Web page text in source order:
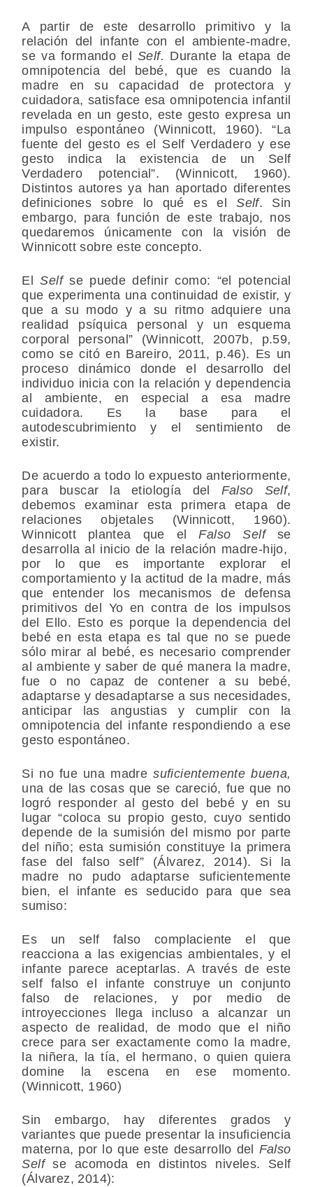
A partir de este desarrollo primitivo y la
relación del infante con el ambiente-madre,
se va formando elSelf. Durante la etapa de
omnipotencia del bebé, que es cuando la
madre en su capacidad de protectora y
cuidadora, satisface esa omnipotencia infantil
revelada en un gesto, este gesto expresa un
impulso espontáneo (Winnicott, 1960). “La
fuente del gesto es el Self Verdadero y ese
gesto indica la existencia de un Self
Verdadero potencial”. (Winnicott, 1960).
Distintos autores ya han aportado diferentes
definiciones sobre lo qué es elSelf. Sin
embargo, para función de este trabajo, nos
quedaremos únicamente con la visión de
Winnicott sobre este concepto.
ElSelfse puede definir como: “el potencial
que experimenta una continuidad de existir, y
que a su modo y a su ritmo adquiere una
realidad psíquica personal y un esquema
corporal personal” (Winnicott, 2007b, p.59,
como se citó en Bareiro, 2011, p.46). Es un
proceso dinámico donde el desarrollo del
individuo inicia con la relación y dependencia
al ambiente, en especial a esa madre
cuidadora. Es la base para el
autodescubrimiento y el sentimiento de
existir.
De acuerdo a todo lo expuesto anteriormente,
para buscar la etiología del Falso Self,
debemos examinar esta primera etapa de
relaciones objetales (Winnicott, 1960).
Winnicott plantea que elFalso Selfse
desarrolla al inicio de la relación madre-hijo,
por lo que es importante explorar el
comportamiento y la actitud de la madre, más
que entender los mecanismos de defensa
primitivos del Yo en contra de los impulsos
del Ello. Esto es porque la dependencia del
bebé en esta etapa es tal que no se puede
sólo mirar al bebé, es necesario comprender
al ambiente y saber de qué manera la madre,
fue o no capaz de contener a su bebé,
adaptarse y desadaptarse a sus necesidades,
anticipar las angustias y cumplir con la
omnipotencia del infante respondiendo a ese
gesto espontáneo.
Si no fue una madresuficientemente buena,
una de las cosas que se careció, fue que no
logró responder al gesto del bebé y en su
lugar “coloca su propio gesto, cuyo sentido
depende de la sumisión del mismo por parte
del niño; esta sumisión constituye la primera
fase del falso self” (Álvarez, 2014). Si la
madre no pudo adaptarse suficientemente
bien, el infante es seducido para que sea
sumiso:
Es un self falso complaciente el que
reacciona a las exigencias ambientales, y el
infante parece aceptarlas. A través de este
self falso el infante construye un conjunto
falso de relaciones, y por medio de
introyecciones llega incluso a alcanzar un
aspecto de realidad, de modo que el niño
crece para ser exactamente como la madre,
la niñera, la tía, el hermano, o quien quiera
domine la escena en ese momento.
(Winnicott, 1960)
Sin embargo, hay diferentes grados y
variantes que puede presentar la insuficiencia
materna, por lo que este desarrollo del Falso
Selfse acomoda en distintos niveles. Self
(Álvarez, 2014):